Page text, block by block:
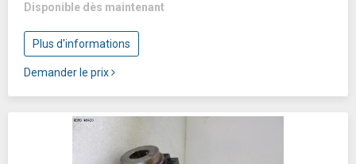
Disponible dès maintenant
Plus d'informations
Demander le prix